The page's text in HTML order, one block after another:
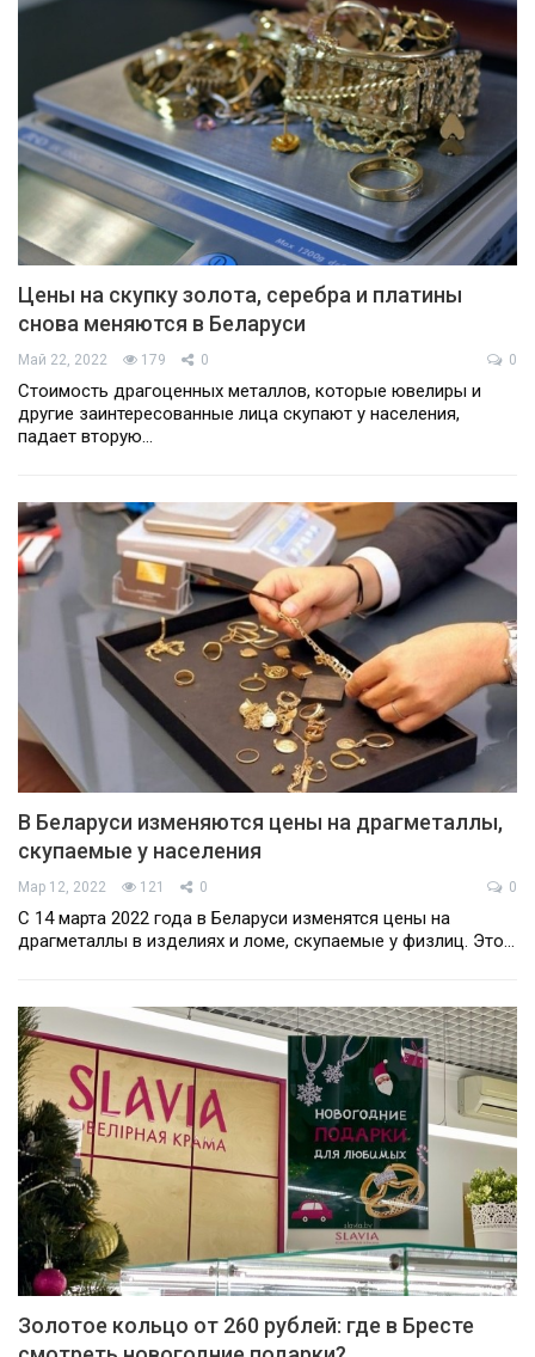
Цены на скупку золота, серебра и платины
снова меняются в Беларуси
Май 22, 2022 179 0 0
Стоимость драгоценных металлов, которые ювелиры и
другие заинтересованные лица скупают у населения,
падает вторую…
В Беларуси изменяются цены на драгметаллы,
скупаемые у населения
Мар 12, 2022 121 0 0
С 14 марта 2022 года в Беларуси изменятся цены на
драгметаллы в изделиях и ломе, скупаемые у физлиц. Это…
Золотое кольцо от 260 рублей: где в Бресте